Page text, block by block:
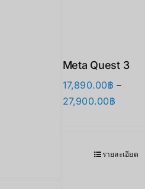
Meta Quest 3
17,890.00฿ –
27,900.00฿Price
through
รายละเอียด